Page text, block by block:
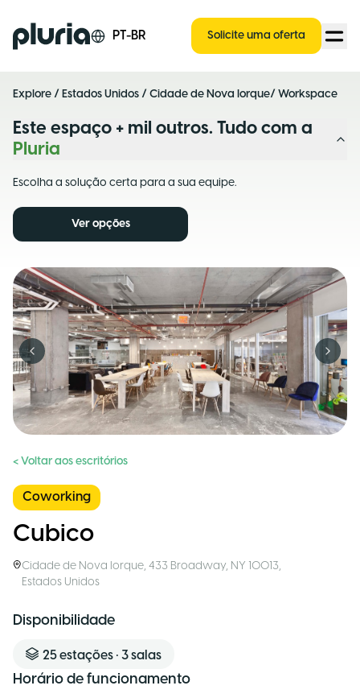
Logo Pluria PT-BR Solicite uma oferta
Explore / Estados Unidos / Cidade de Nova Iorque/ Workspace
Este espaço + mil outros. Tudo com a
Pluria
Escolha a solução certa para a sua equipe.
Ver opções
Previous slide Next
< Voltar aos escritórios
Coworking
Cubico
Cidade de Nova Iorque,433 Broadway, NY 10013,
Estados Unidos
Disponibilidade
25estações • 3salas
Horário de funcionamento